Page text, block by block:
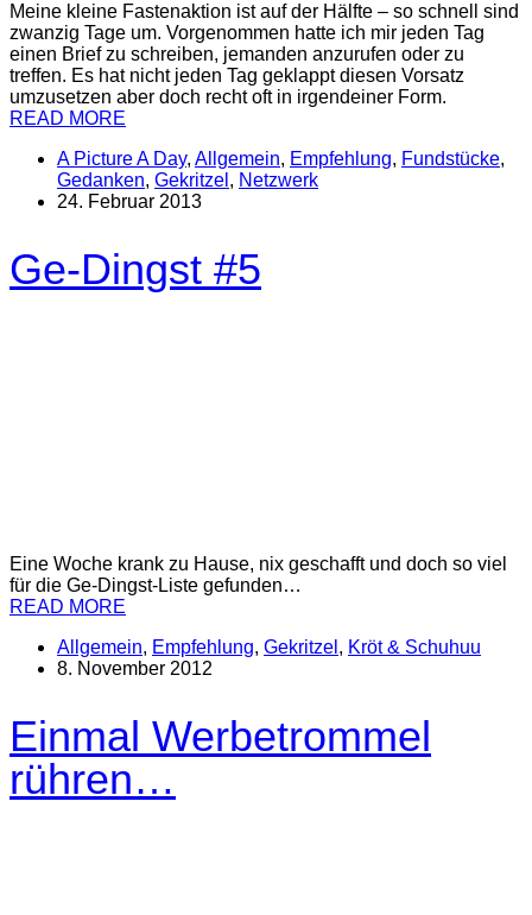
Meine kleine Fastenaktion ist auf der Hälfte – so schnell sind
zwanzig Tage um. Vorgenommen hatte ich mir jeden Tag
einen Brief zu schreiben, jemanden anzurufen oder zu
treffen. Es hat nicht jeden Tag geklappt diesen Vorsatz
umzusetzen aber doch recht oft in irgendeiner Form.
READ MORE
A Picture A Day, Allgemein, Empfehlung, Fundstücke,
Gedanken, Gekritzel , Netzwerk
24. Februar 2013
Ge-Dingst #5
Eine Woche krank zu Hause, nix geschafft und doch so viel
für die Ge-Dingst-Liste gefunden…
READ MORE
Allgemein, Empfehlung, Gekritzel , Kröt & Schuhuu
8. November 2012
Einmal Werbetrommel
rühren…